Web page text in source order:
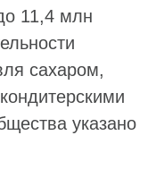
11,4 млн
сахаром,
указано